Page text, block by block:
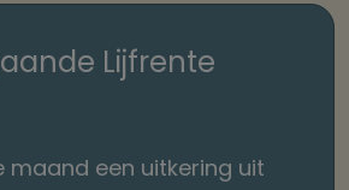
Lijfrente
maand een uitkering uit